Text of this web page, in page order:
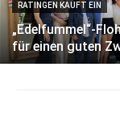
RATINGEN KAUFT EIN
„Edelfummel“-
für einen guten